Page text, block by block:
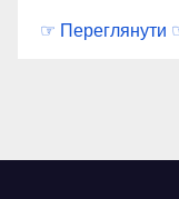
☞ Переглянути